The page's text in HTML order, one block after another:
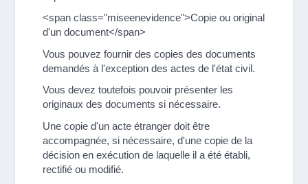
<span class="miseenevidence">Copie ou original
d'un document</span>
Vous pouvez fournir des copies des documents
demandés à l'exception des actes de l'état civil.
Vous devez toutefois pouvoir présenter les
originaux des documents si nécessaire.
Une copie d'un acte étranger doit être
accompagnée, si nécessaire, d'une copie de la
décision en exécution de laquelle il a été établi,
rectifié ou modifié.